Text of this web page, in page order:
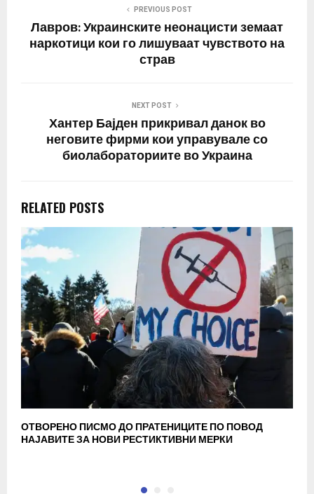
PREVIOUS POST
Лавров: Украинските неонацисти земаат
наркотици кои го лишуваат чувството на
страв
NEXT POST
Хантер Бајден прикривал данок во
неговите фирми кои управувале со
биолабораториите во Украина
RELATED POSTS
ОТВОРЕНО ПИСМО ДО ПРАТЕНИЦИТЕ ПО ПОВОД
НАЈАВИТЕ ЗА НОВИ РЕСТИКТИВНИ МЕРКИ